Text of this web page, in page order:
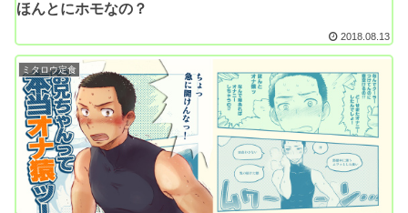
ほんとにホモなの？
2018.08.13
ミタロウ定食